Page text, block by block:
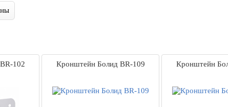
102 Кронштейн Болид BR-109 Кронштейн